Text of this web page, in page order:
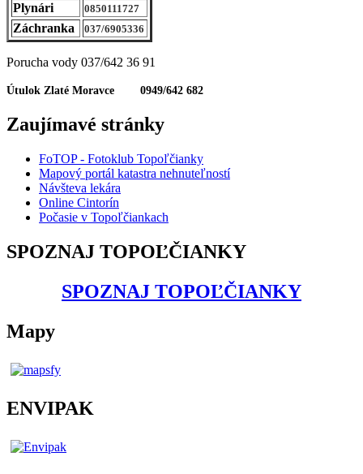
Plynári 0850111727
Záchranka 037/6905336
Porucha vody 037/642 36 91
Útulok Zlaté Moravce 0949/642 682
Zaujímavé stránky
FoTOP - Fotoklub Topoľčianky
Mapový portál katastra nehnuteľností
Návšteva lekára
Online Cintorín
Počasie v Topoľčiankach
SPOZNAJ TOPOĽČIANKY
SPOZNAJ TOPOĽČIANKY
Mapy
ENVIPAK